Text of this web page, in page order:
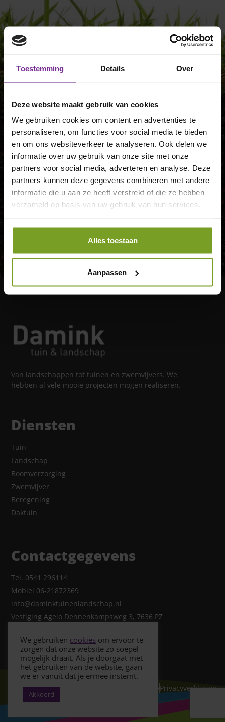
Toestemming Details Over
Deze website maakt gebruik van cookies
We gebruiken cookies om content en advertenties te
personaliseren, om functies voor social media te bieden
en om ons websiteverkeer te analyseren. Ook delen we
informatie over uw gebruik van onze site met onze
partners voor social media, adverteren en analyse. Deze
partners kunnen deze gegevens combineren met andere
informatie die u aan ze heeft verstrekt of die ze hebben
verzameld op basis van uw gebruik van hun services.
Alles toestaan
Aanpassen
Een totaalplan voor uw
tuin
Damink tuin & landschap ontwerpt, legt aan
en onderhoudt. Laat ons weten waar we u
mee kunnen helpen. Neem contact met ons
op of vraag direct een vrijblijvende offerte
aan.
CONTACT OFFERTE
Van landschappen tot tuinen en zwemvijvers. We
hebben al vele mooie projecten mogen realiseren.
Diensten
Tuin
Landschap
Boomverzorging
Zwemvijver
Beregening
Daktuin
Contactgegevens
Tel. 0541 296114
Mobiel 06-21872369
info@daminktuinenlandschap.nl
Vestiging Agelo Dennenkampsweg 3, 7636 PZ
© Copyright 2026- Damink Tuin & LandschapPrivacyverklaring
We gebruiken cookies om ervoor te
zorgen dat onze website zo soepel
mogelijk draait. Als je doorgaat met
het gebruiken van de website, gaan
we er vanuit dat je ermee instemt.
Akkoord